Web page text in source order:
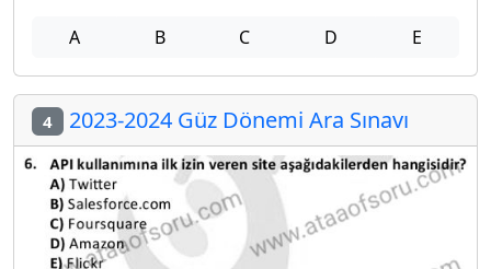
A B C D E
4 2023-2024 Güz Dönemi Ara Sınavı